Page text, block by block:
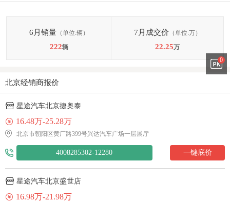
6月销量（单位:辆）
222辆
7月成交价（单位:万）
22.25万
北京经销商报价
星途汽车北京捷奥泰
16.48万-25.28万
北京市朝阳区黄厂路399号兴达汽车广场一层展厅
4008285302-12280 一键底价
星途汽车北京盛世店
16.98万-21.98万
0